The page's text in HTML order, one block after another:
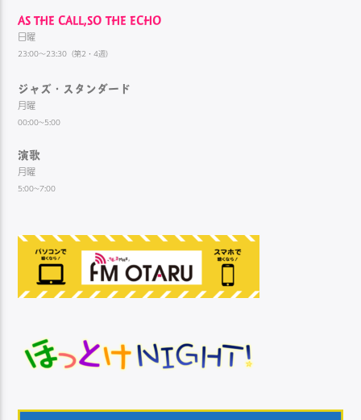
AS THE CALL,SO THE ECHO
日曜
23:00～23:30（第2・4週）
ジャズ・スタンダード
月曜
00:00~5:00
演歌
月曜
5:00~7:00